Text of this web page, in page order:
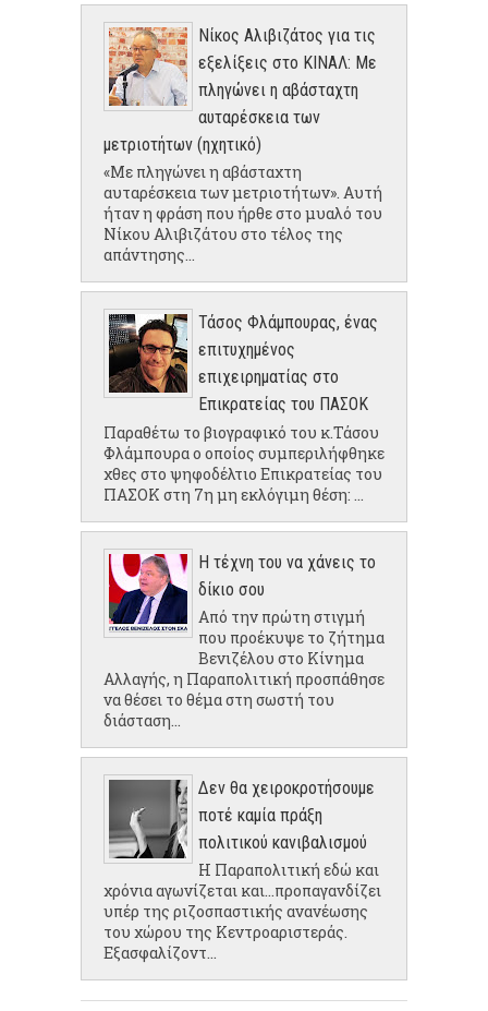
Νίκος Αλιβιζάτος για τις
εξελίξεις στο ΚΙΝΑΛ: Με
πληγώνει η αβάσταχτη
αυταρέσκεια των
μετριοτήτων (ηχητικό)
«Με πληγώνει η αβάσταχτη
αυταρέσκεια των μετριοτήτων». Αυτή
ήταν η φράση που ήρθε στο μυαλό του
Νίκου Αλιβιζάτου στο τέλος της
απάντησης...
Τάσος Φλάμπουρας, ένας
επιτυχημένος
επιχειρηματίας στο
Επικρατείας του ΠΑΣΟΚ
Παραθέτω το βιογραφικό του κ.Τάσου
Φλάμπουρα ο οποίος συμπεριλήφθηκε
χθες στο ψηφοδέλτιο Επικρατείας του
ΠΑΣΟΚ στη 7η μη εκλόγιμη θέση: ...
Η τέχνη του να χάνεις το
δίκιο σου
Από την πρώτη στιγμή
που προέκυψε το ζήτημα
Βενιζέλου στο Κίνημα
Αλλαγής, η Παραπολιτική προσπάθησε
να θέσει το θέμα στη σωστή του
διάσταση...
Δεν θα χειροκροτήσουμε
ποτέ καμία πράξη
πολιτικού κανιβαλισμού
Η Παραπολιτική εδώ και
χρόνια αγωνίζεται και...προπαγανδίζει
υπέρ της ριζοσπαστικής ανανέωσης
του χώρου της Κεντροαριστεράς.
Εξασφαλίζοντ...